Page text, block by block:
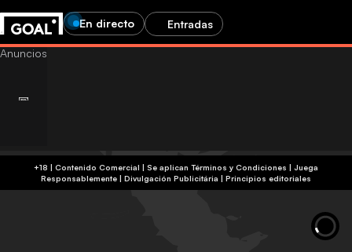
En directo Entradas
+18 | Contenido Comercial | Se aplican Términos y Condiciones | Juega
Responsablemente | Divulgación Publicitária | Principios editoriales